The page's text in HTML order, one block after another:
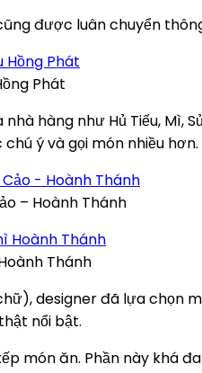
được luân chuyển
Phát
hàng như Hủ Tiếu, Mì,
ý và gọi món nhiều
– Hoành Thánh
Thánh
designer đã lựa chọn
nổi bật.
món ăn. Phần này khá